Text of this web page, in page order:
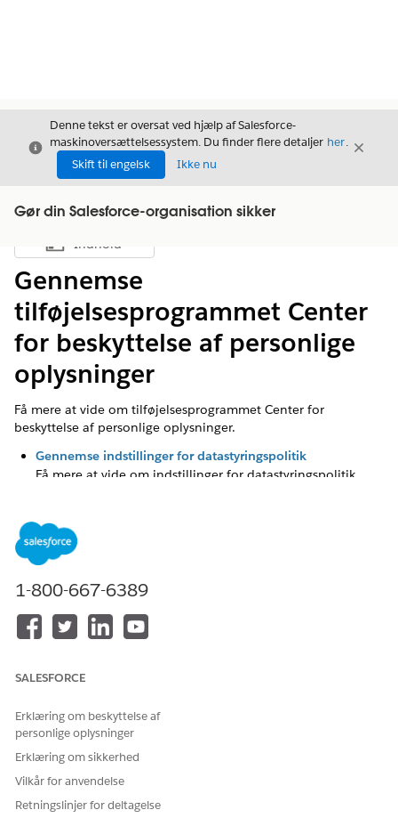
Luk
Denne tekst er oversat ved hjælp af Salesforce-
maskinoversættelsessystem. Du finder flere detaljer her.
Skift til engelsk
Ikke nu
Luk
Gør din Salesforce-organisation sikker
Vis indholdsfortegnelse
Indhold
Gennemse
tilføjelsesprogrammet Center
for beskyttelse af personlige
oplysninger
Få mere at vide om tilføjelsesprogrammet Center for
beskyttelse af personlige oplysninger.
Gennemse indstillinger for datastyringspolitik
Få mere at vide om indstillinger for datastyringspolitik.
Fjerner automatisk udløbne registreringer fra
bevarelsesbutikken dagligt og håndhæver dataminimering
ved at fjerne data, der har overskredet den definerede
af personlige oplysninger.
Samtykkebegivenhedsstreamkontrol
reviderbart feed af samtykkeopdateringer, som
håndhævelse af fortrolighedsvalg.
LØSTE DENNE ARTIKEL DIT PROBLEM?
1-800-667-6389
SALESFORCE
Erklæring om beskyttelse af
personlige oplysninger
Erklæring om sikkerhed
Vilkår for anvendelse
Retningslinjer for deltagelse